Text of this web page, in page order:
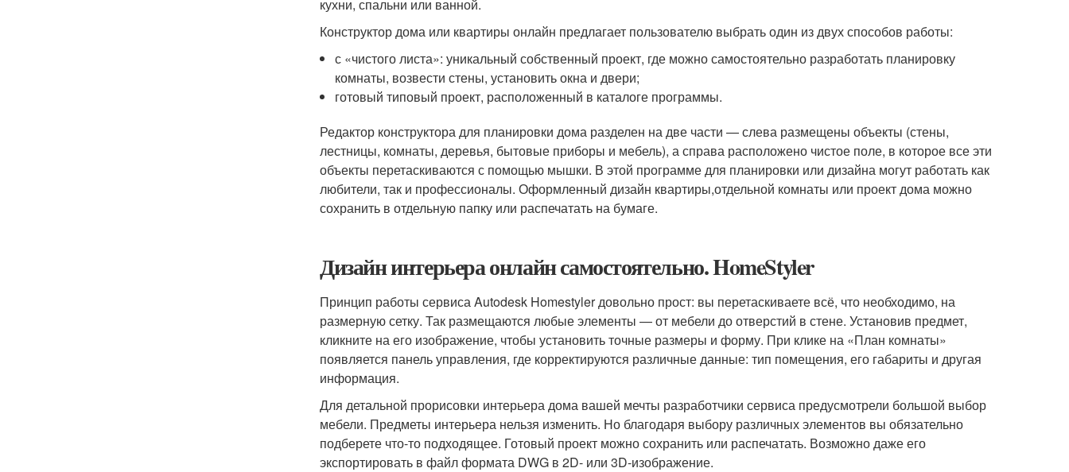
кухни, спальни или ванной.
Конструктор дома или квартиры онлайн предлагает пользователю выбрать один из двух способов работы:
с «чистого листа»: уникальный собственный проект, где можно самостоятельно разработать планировку
комнаты, возвести стены, установить окна и двери;
готовый типовый проект, расположенный в каталоге программы.
Редактор конструктора для планировки дома разделен на две части — слева размещены объекты (стены,
лестницы, комнаты, деревья, бытовые приборы и мебель), а справа расположено чистое поле, в которое все эти
объекты перетаскиваются с помощью мышки. В этой программе для планировки или дизайна могут работать как
любители, так и профессионалы. Оформленный дизайн квартиры,отдельной комнаты или проект дома можно
сохранить в отдельную папку или распечатать на бумаге.
Дизайн интерьера онлайн самостоятельно. HomeStyler
Принцип работы сервиса Autodesk Homestyler довольно прост: вы перетаскиваете всё, что необходимо, на
размерную сетку. Так размещаются любые элементы — от мебели до отверстий в стене. Установив предмет,
кликните на его изображение, чтобы установить точные размеры и форму. При клике на «План комнаты»
появляется панель управления, где корректируются различные данные: тип помещения, его габариты и другая
информация.
Для детальной прорисовки интерьера дома вашей мечты разработчики сервиса предусмотрели большой выбор
мебели. Предметы интерьера нельзя изменить. Но благодаря выбору различных элементов вы обязательно
подберете что-то подходящее. Готовый проект можно сохранить или распечатать. Возможно даже его
экспортировать в файл формата DWG в 2D- или 3D-изображение.